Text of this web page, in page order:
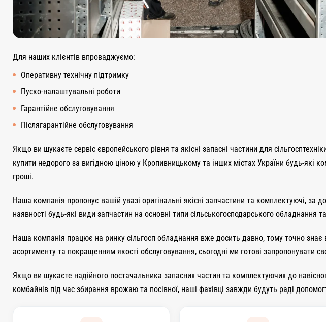
Для наших клієнтів впроваджуємо:
Оперативну технічну підтримку
Пуско-налаштувальні роботи
Гарантійне обслуговування
Післягарантійне обслуговування
Якщо ви шукаєте сервіс європейського рівня та якісні запасні частини для
купити недорого за вигідною ціною у Кропивницькому та інших містах України будь-які
гроші.
Наша компанія пропонує вашій увазі оригінальні якісні запчастини та комплектуючі,
наявності будь-які види запчастин на основні типи сільськогосподарського обладнання
Наша компанія працює на ринку сільгосп обладнання вже досить давно, тому точно
асортименту та покращенням якості обслуговування, сьогодні ми готові запропонувати
Якщо ви шукаєте надійного постачальника запасних частин та комплектуючих до
комбайнів під час збирання врожаю та посівної, наші фахівці завжди будуть раді